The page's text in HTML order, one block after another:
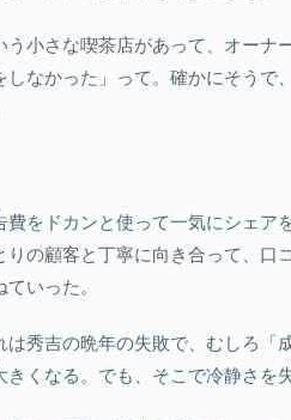
小さな喫茶店があって、オー
なかった」って。確かにそう
をドカンと使って一気にシェ
の顧客と丁寧に向き合って、
いった。
秀吉の晩年の失敗で、むしろ
くなる。でも、そこで冷静さを